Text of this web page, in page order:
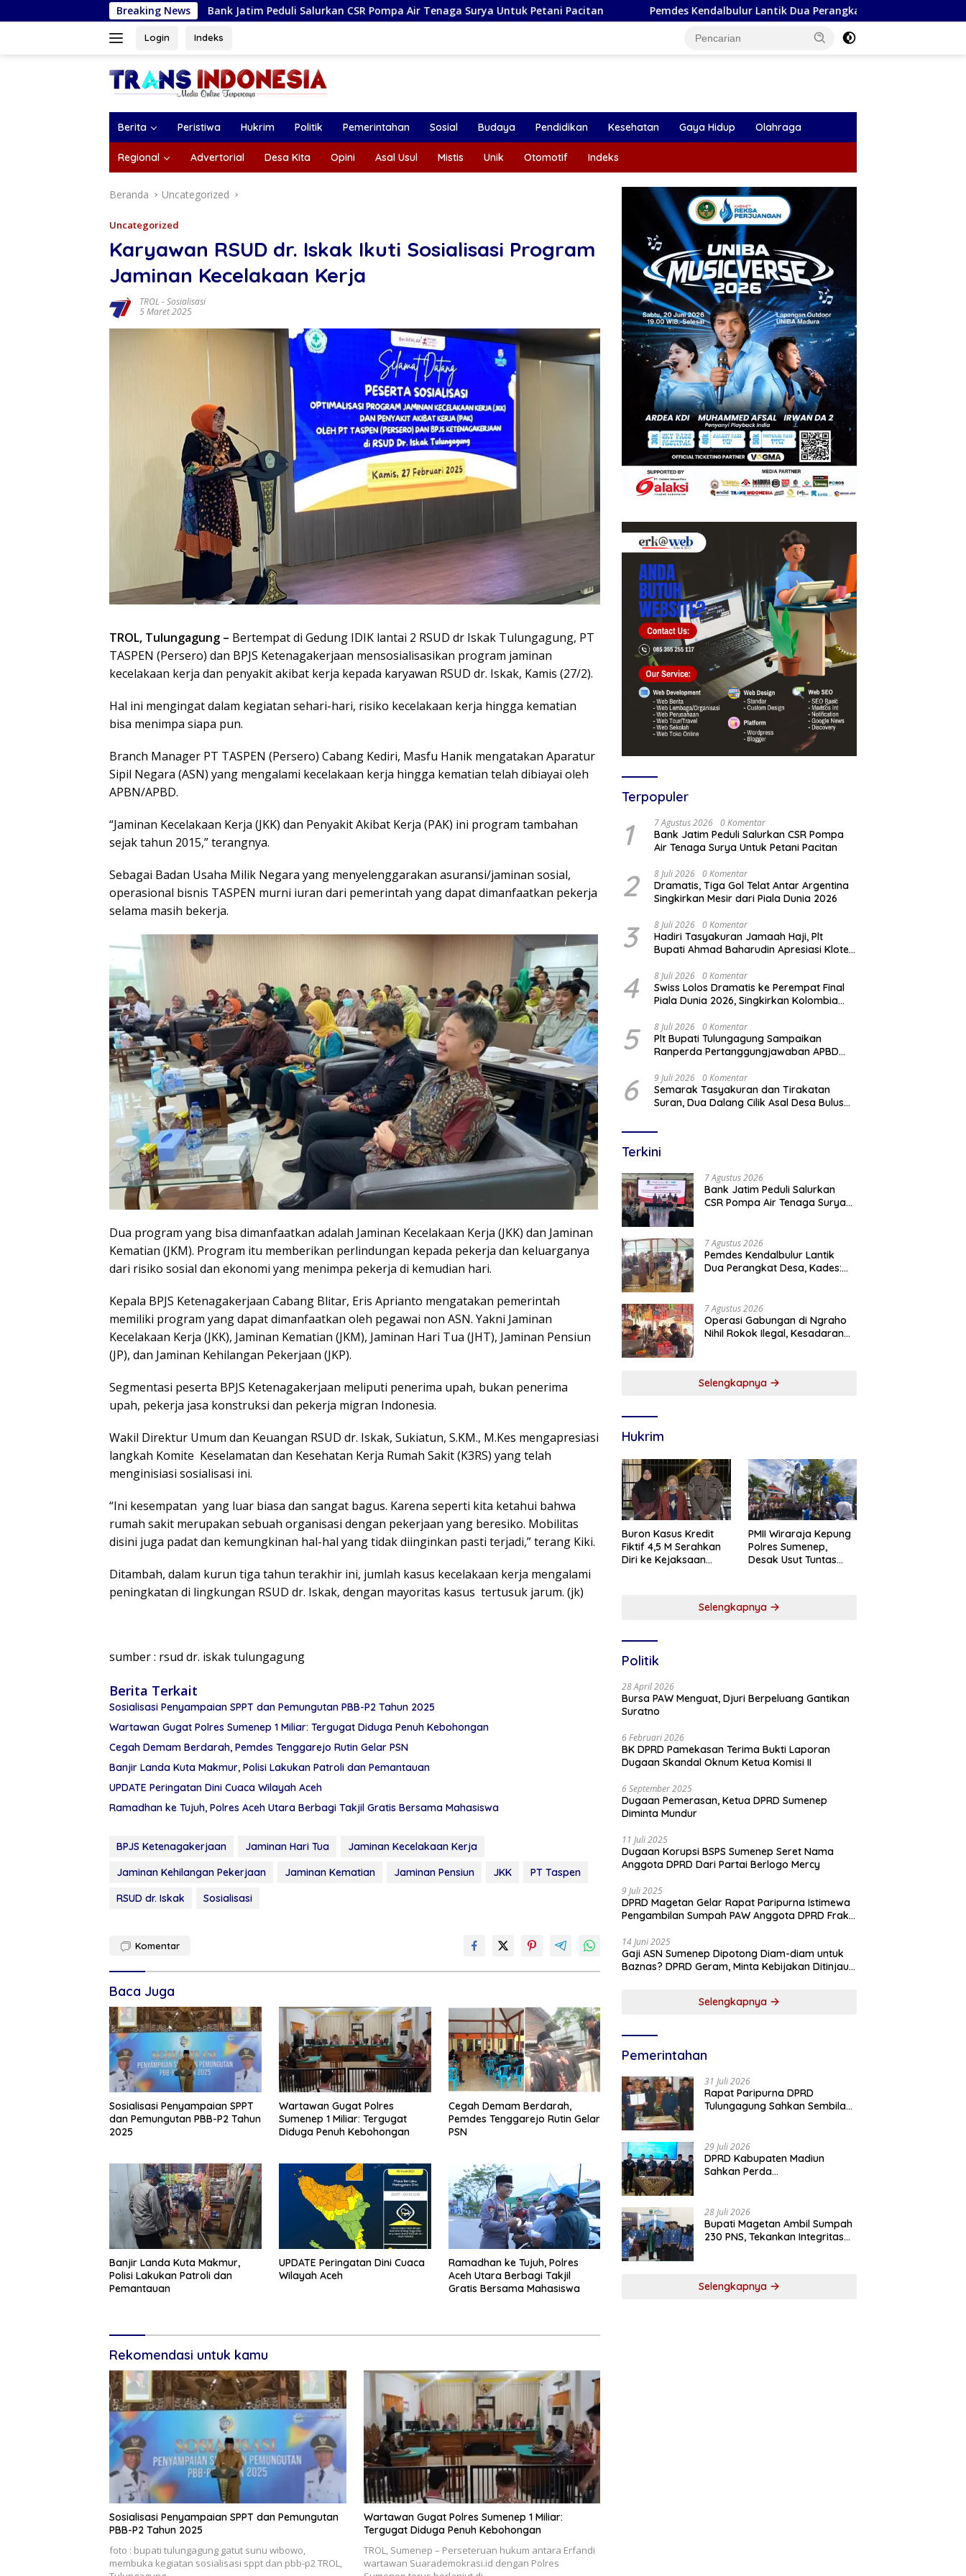
ke
Breaking News
Bank Jatim Peduli Salurkan CSR Pompa Air Tenaga Surya Untuk Petani Pacitan Pemdes Kendalbulur Lantik Dua Perangkat Desa, Kades: Jabatan Adalah Amanah
Login Indeks
Berita Peristiwa Hukrim Politik Pemerintahan Sosial Budaya Pendidikan Kesehatan Gaya Hidup Olahraga
Regional Advertorial Desa Kita Opini Asal Usul Mistis Unik Otomotif Indeks
Beranda Uncategorized
Uncategorized
Karyawan RSUD dr. Iskak Ikuti Sosialisasi Program
Jaminan Kecelakaan Kerja
TROL -Sosialisasi
5 Maret 2025
TROL, Tulungagung – Bertempat di Gedung IDIK lantai 2 RSUD dr Iskak Tulungagung, PT
TASPEN (Persero) dan BPJS Ketenagakerjaan mensosialisasikan program jaminan
kecelakaan kerja dan penyakit akibat kerja kepada karyawan RSUD dr. Iskak, Kamis (27/2).
Hal ini mengingat dalam kegiatan sehari-hari, risiko kecelakaan kerja hingga kematian
bisa menimpa siapa pun.
Branch Manager PT TASPEN (Persero) Cabang Kediri, Masfu Hanik mengatakan Aparatur
Sipil Negara (ASN) yang mengalami kecelakaan kerja hingga kematian telah dibiayai oleh
APBN/APBD.
“Jaminan Kecelakaan Kerja (JKK) dan Penyakit Akibat Kerja (PAK) ini program tambahan
sejak tahun 2015,” terangnya.
Sebagai Badan Usaha Milik Negara yang menyelenggarakan asuransi/jaminan sosial,
operasional bisnis TASPEN murni iuran dari pemerintah yang dapat dimanfaatkan pekerja
selama masih bekerja.
Dua program yang bisa dimanfaatkan adalah Jaminan Kecelakaan Kerja (JKK) dan Jaminan
Kematian (JKM). Program itu memberikan perlindungan kepada pekerja dan keluarganya
dari risiko sosial dan ekonomi yang menimpa pekerja di kemudian hari.
Kepala BPJS Ketenagakerjaan Cabang Blitar, Eris Aprianto mengatakan pemerintah
memiliki program yang dapat dimanfaatkan oleh pegawai non ASN. Yakni Jaminan
Kecelakaan Kerja (JKK), Jaminan Kematian (JKM), Jaminan Hari Tua (JHT), Jaminan Pensiun
(JP), dan Jaminan Kehilangan Pekerjaan (JKP).
Segmentasi peserta BPJS Ketenagakerjaan meliputi penerima upah, bukan penerima
upah, pekerja jasa konstruksi dan pekerja migran Indonesia.
Wakil Direktur Umum dan Keuangan RSUD dr. Iskak, Sukiatun, S.KM., M.Kes mengapresiasi
langkah Komite Keselamatan dan Kesehatan Kerja Rumah Sakit (K3RS) yang telah
menginisiasi sosialisasi ini.
“Ini kesempatan yang luar biasa dan sangat bagus. Karena seperti kita ketahui bahwa
rumah sakit merupakan sebuah organisasi dengan pekerjaan yang beresiko. Mobilitas
disini juga padat dan kemungkinan hal-hal yang tidak diinginkan pasti terjadi,” terang Kiki.
Ditambah, dalam kurun tiga tahun terakhir ini, jumlah kasus kecelakaan kerja mengalami
peningkatan di lingkungan RSUD dr. Iskak, dengan mayoritas kasus tertusuk jarum. (jk)
sumber : rsud dr. iskak tulungagung
Berita Terkait
Sosialisasi Penyampaian SPPT dan Pemungutan PBB-P2 Tahun 2025
Wartawan Gugat Polres Sumenep 1 Miliar: Tergugat Diduga Penuh Kebohongan
Cegah Demam Berdarah, Pemdes Tenggarejo Rutin Gelar PSN
Banjir Landa Kuta Makmur, Polisi Lakukan Patroli dan Pemantauan
UPDATE Peringatan Dini Cuaca Wilayah Aceh
Ramadhan ke Tujuh, Polres Aceh Utara Berbagi Takjil Gratis Bersama Mahasiswa
BPJS Ketenagakerjaan Jaminan Hari Tua
Jaminan Kecelakaan Kerja
Jaminan Kehilangan Pekerjaan
Jaminan Kematian Jaminan Pensiun JKK
PT Taspen
RSUD dr. Iskak
Sosialisasi
Komentar
Baca Juga
Sosialisasi Penyampaian SPPT
dan Pemungutan PBB-P2 Tahun
2025
Wartawan Gugat Polres
Sumenep 1 Miliar: Tergugat
Diduga Penuh Kebohongan
Cegah Demam Berdarah,
Pemdes Tenggarejo Rutin Gelar
PSN
Banjir Landa Kuta Makmur,
Polisi Lakukan Patroli dan
Pemantauan
UPDATE Peringatan Dini Cuaca
Wilayah Aceh
Ramadhan ke Tujuh, Polres
Aceh Utara Berbagi Takjil
Gratis Bersama Mahasiswa
Rekomendasi untuk kamu
Sosialisasi Penyampaian SPPT dan Pemungutan
PBB-P2 Tahun 2025
foto : bupati tulungagung gatut sunu wibowo,
membuka kegiatan sosialisasi sppt dan pbb-p2 TROL,
Wartawan Gugat Polres Sumenep 1 Miliar:
Tergugat Diduga Penuh Kebohongan
TROL, Sumenep – Perseteruan hukum antara Erfandi
wartawan Suarademokrasi.id dengan Polres
Terpopuler
1 7 Agustus 2026 0 Komentar
Bank Jatim Peduli Salurkan CSR Pompa
Air Tenaga Surya Untuk Petani Pacitan
2 8 Juli 2026 0 Komentar
Dramatis, Tiga Gol Telat Antar Argentina
Singkirkan Mesir dari Piala Dunia 2026
3 8 Juli 2026 0 Komentar
Hadiri Tasyakuran Jamaah Haji, Plt
Bupati Ahmad Baharudin Apresiasi Kloter
4 8 Juli 2026 0 Komentar
Swiss Lolos Dramatis ke Perempat Final
Piala Dunia 2026, Singkirkan Kolombia
5 8 Juli 2026 0 Komentar
Plt Bupati Tulungagung Sampaikan
Ranperda Pertanggungjawaban APBD
6 9 Juli 2026 0 Komentar
Semarak Tasyakuran dan Tirakatan
Suran, Dua Dalang Cilik Asal Desa Bulus
“Gathutkaca Winisuda”
Terkini
7 Agustus 2026
Bank Jatim Peduli Salurkan
CSR Pompa Air Tenaga Surya
7 Agustus 2026
Pemdes Kendalbulur Lantik
Dua Perangkat Desa, Kades:
7 Agustus 2026
Operasi Gabungan di Ngraho
Nihil Rokok Ilegal, Kesadaran
Selengkapnya
Hukrim
Buron Kasus Kredit
Fiktif 4,5 M Serahkan
Diri ke Kejaksaan
PMII Wiraraja Kepung
Polres Sumenep,
Desak Usut Tuntas
Selengkapnya
Politik
28 April 2026
Bursa PAW Menguat, Djuri Berpeluang Gantikan
Suratno
6 Februari 2026
BK DPRD Pamekasan Terima Bukti Laporan
Dugaan Skandal Oknum Ketua Komisi II
6 September 2025
Dugaan Pemerasan, Ketua DPRD Sumenep
Diminta Mundur
11 Juli 2025
Dugaan Korupsi BSPS Sumenep Seret Nama
Anggota DPRD Dari Partai Berlogo Mercy
9 Juli 2025
DPRD Magetan Gelar Rapat Paripurna Istimewa
Pengambilan Sumpah PAW Anggota DPRD Fraksi
14 Juni 2025
Gaji ASN Sumenep Dipotong Diam-diam untuk
Baznas? DPRD Geram, Minta Kebijakan Ditinjau
Selengkapnya
Pemerintahan
31 Juli 2026
Rapat Paripurna DPRD
Tulungagung Sahkan Sembilan
29 Juli 2026
DPRD Kabupaten Madiun
Sahkan Perda
Agenda Prioritas
28 Juli 2026
Bupati Magetan Ambil Sumpah
230 PNS, Tekankan Integritas
Selengkapnya